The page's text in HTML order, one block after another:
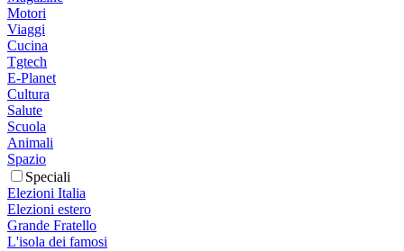
Motori
Viaggi
Cucina
Tgtech
E-Planet
Cultura
Salute
Scuola
Animali
Spazio
Speciali
Elezioni Italia
Elezioni estero
Grande Fratello
L'isola dei famosi